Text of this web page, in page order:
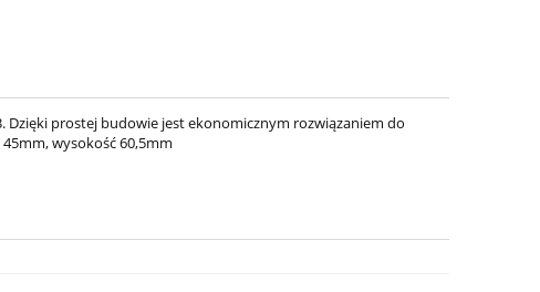
Dzięki prostej budowie jest ekonomicznym rozwiązaniem do
wysokość 60,5mm